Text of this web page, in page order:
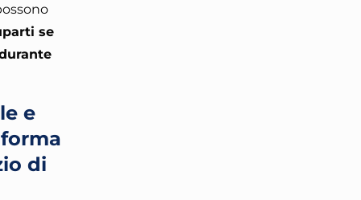
se
e
di